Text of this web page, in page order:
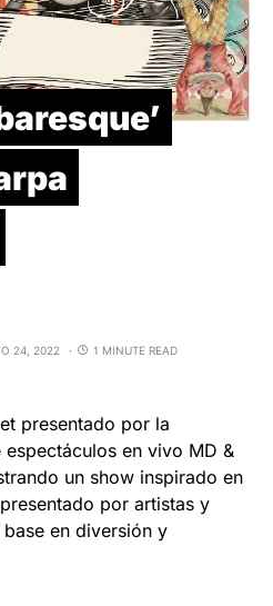
24, 2022 1 MINUTE READ
presentado por la
en vivo MD &
un show inspirado en
por artistas y
en diversión y